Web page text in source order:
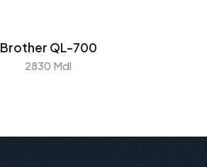
Brother QL-700
2830 Mdl